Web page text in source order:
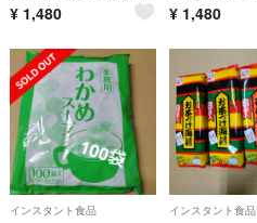
¥ 1,480 ¥ 1,480
インスタント食品 インスタント食品